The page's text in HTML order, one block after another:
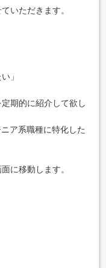
いただきます。
」
期的に紹介して欲し
ア系職種に特化した
に移動します。